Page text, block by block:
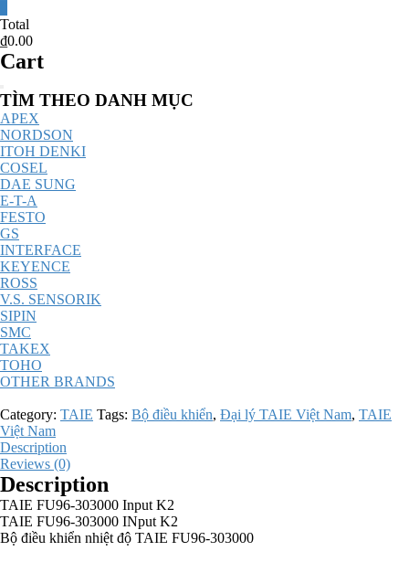
Total
₫0.00
Cart
Catalog
Menu
TÌM THEO DANH MỤC
APEX
NORDSON
ITOH DENKI
COSEL
DAE SUNG
E-T-A
FESTO
GS
INTERFACE
KEYENCE
ROSS
V.S. SENSORIK
SIPIN
SMC
TAKEX
TOHO
OTHER BRANDS
Category: TAIE Tags: Bộ điều khiển, Đại lý TAIE Việt Nam, TAIE
Việt Nam
Description
Reviews (0)
Description
TAIE FU96-303000 Input K2
TAIE FU96-303000 INput K2
Bộ điều khiển nhiệt độ TAIE FU96-303000